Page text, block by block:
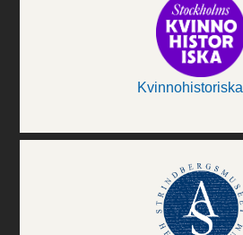
Kvinnohistoriska